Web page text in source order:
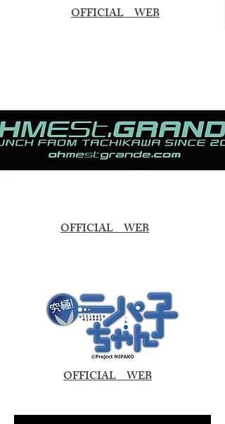
​OFFICIAL WEB
​OFFICIAL WEB
​OFFICIAL WEB